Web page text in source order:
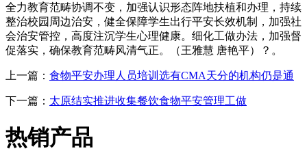
全力教育范畴协调不变，加强认识形态阵地扶植和办理，持续
整治校园周边治安，健全保障学生出行平安长效机制，加强社
会治安管控，高度注沉学生心理健康。细化工做办法，加强督
促落实，确保教育范畴风清气正。（王雅慧 唐艳平）？。
上一篇： 食物平安办理人员培训选有CMA天分的机构仍是通
下一篇： 太原结实推进收集餐饮食物平安管理工做
热销产品